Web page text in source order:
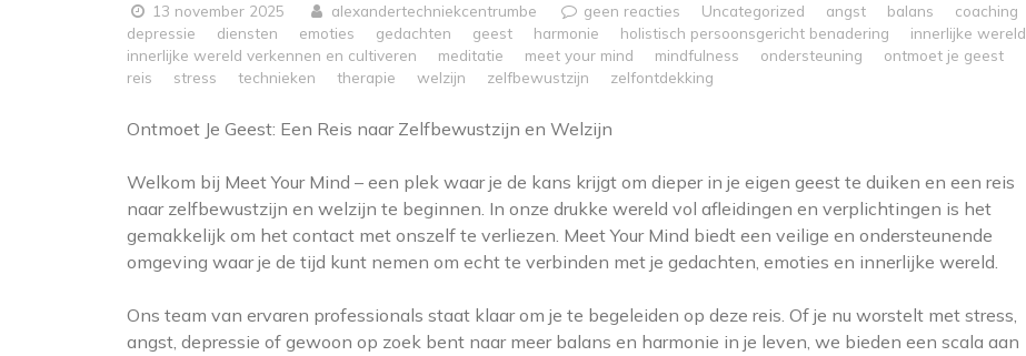
13 november 2025 alexandertechniekcentrumbe geen reacties Uncategorized angst balans
coaching
depressie
diensten emoties gedachten geest harmonie holistisch persoonsgericht benadering
innerlijke wereld
innerlijke wereld verkennen en cultiveren
meditatie meet your mind mindfulness ondersteuning
ontmoet je geest
reis
stress technieken therapie welzijn zelfbewustzijn zelfontdekking
Ontmoet Je Geest: Een Reis naar Zelfbewustzijn en Welzijn
Welkom bij Meet Your Mind – een plek waar je de kans krijgt om dieper in je eigen geest te duiken en een reis
naar zelfbewustzijn en welzijn te beginnen. In onze drukke wereld vol afleidingen en verplichtingen is het
gemakkelijk om het contact met onszelf te verliezen. Meet Your Mind biedt een veilige en ondersteunende
omgeving waar je de tijd kunt nemen om echt te verbinden met je gedachten, emoties en innerlijke wereld.
Ons team van ervaren professionals staat klaar om je te begeleiden op deze reis. Of je nu worstelt met stress,
angst, depressie of gewoon op zoek bent naar meer balans en harmonie in je leven, we bieden een scala aan